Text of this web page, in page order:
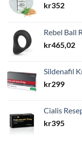
kr352
Rebel Ball
kr465,02
Sildenafil
kr299
Cialis
kr395